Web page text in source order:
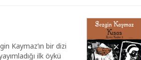
Kaymaz’ın bir dizi
ilk öykü